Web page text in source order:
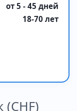
от 5 - 45 дней
18-70 лет